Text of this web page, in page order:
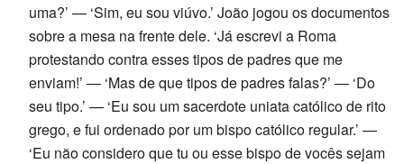
uma?’ — ‘Sim, eu sou viúvo.’ João jogou os documentos
sobre a mesa na frente dele. ‘Já escrevi a Roma
protestando contra esses tipos de padres que me
enviam!’ — ‘Mas de que tipos de padres falas?’ — ‘Do
seu tipo.’ — ‘Eu sou um sacerdote uniata católico de rito
grego, e fui ordenado por um bispo católico regular.’ —
‘Eu não considero que tu ou esse bispo de vocês sejam